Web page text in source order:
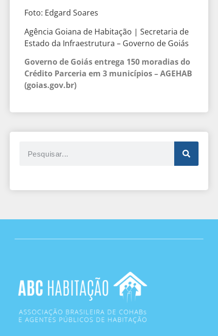
Foto: Edgard Soares
Agência Goiana de Habitação | Secretaria de
Estado da Infraestrutura – Governo de Goiás
Governo de Goiás entrega 150 moradias do
Crédito Parceria em 3 municípios – AGEHAB
(goias.gov.br)